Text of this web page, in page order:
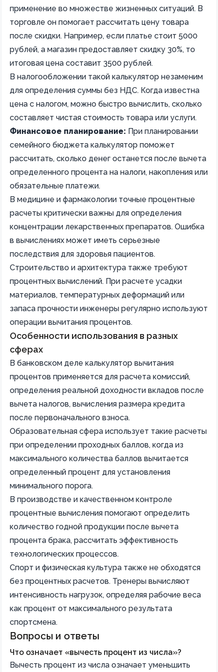
применение во множестве жизненных ситуаций. В
торговле он помогает рассчитать цену товара
после скидки. Например, если платье стоит 5000
рублей, а магазин предоставляет скидку 30%, то
итоговая цена составит 3500 рублей.
В налогообложении такой калькулятор незаменим
для определения суммы без НДС. Когда известна
цена с налогом, можно быстро вычислить, сколько
составляет чистая стоимость товара или услуги.
Финансовое планирование: При планировании
семейного бюджета калькулятор поможет
рассчитать, сколько денег останется после вычета
определенного процента на налоги, накопления или
обязательные платежи.
В медицине и фармакологии точные процентные
расчеты критически важны для определения
концентрации лекарственных препаратов. Ошибка
в вычислениях может иметь серьезные
последствия для здоровья пациентов.
Строительство и архитектура также требуют
процентных вычислений. При расчете усадки
материалов, температурных деформаций или
запаса прочности инженеры регулярно используют
операции вычитания процентов.
Особенности использования в разных
сферах
В банковском деле калькулятор вычитания
процентов применяется для расчета комиссий,
определения реальной доходности вкладов после
вычета налогов, вычисления размера кредита
после первоначального взноса.
Образовательная сфера использует такие расчеты
при определении проходных баллов, когда из
максимального количества баллов вычитается
определенный процент для установления
минимального порога.
В производстве и качественном контроле
процентные вычисления помогают определить
количество годной продукции после вычета
процента брака, рассчитать эффективность
технологических процессов.
Спорт и физическая культура также не обходятся
без процентных расчетов. Тренеры вычисляют
интенсивность нагрузок, определяя рабочие веса
как процент от максимального результата
спортсмена.
Вопросы и ответы
Что означает «вычесть процент из числа»?
Вычесть процент из числа означает уменьшить